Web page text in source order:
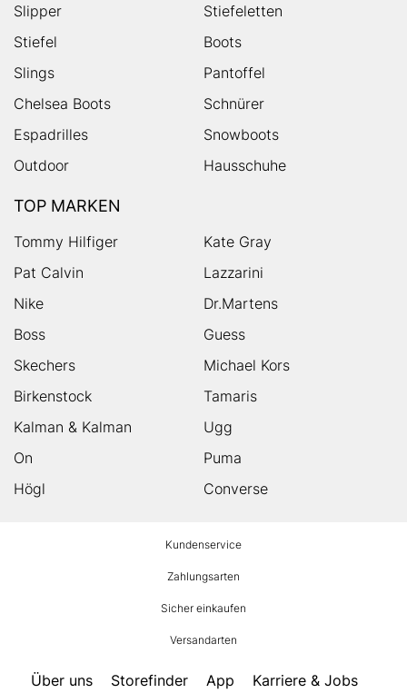
Slipper
Stiefeletten
Stiefel
Boots
Slings
Pantoffel
Chelsea Boots
Schnürer
Espadrilles
Snowboots
Outdoor
Hausschuhe
TOP MARKEN
Tommy Hilfiger
Kate Gray
Pat Calvin
Lazzarini
Nike
Dr.Martens
Boss
Guess
Skechers
Michael Kors
Birkenstock
Tamaris
Kalman & Kalman
Ugg
On
Puma
Högl
Converse
Kundenservice
Zahlungsarten
Sicher einkaufen
Versandarten
Über uns Storefinder App Karriere & Jobs